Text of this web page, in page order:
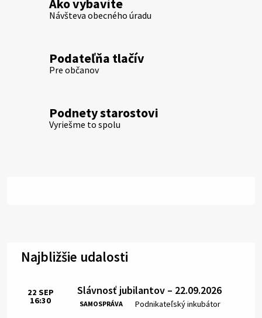
Ako vybavíte
Návšteva obecného úradu
Podateľňa tlačív
Pre občanov
Podnety starostovi
Vyriešme to spolu
Najbližšie udalosti
Slávnosť jubilantov – 22.09.2026
SAMOSPRÁVA Miesto:
Podnikateľský inkubátor
Čas:
22 SEP
16:30